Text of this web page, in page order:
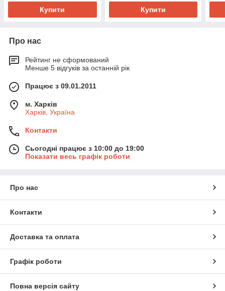
Купити Купити
Про нас
Рейтинг не сформований
Менше 5 відгуків за останній рік
Працює з 09.01.2011
м. Харків
Харків, Україна
Контакти
Сьогодні працює з 10:00 до 19:00
Показати весь графік роботи
Про нас
Контакти
Доставка та оплата
Графік роботи
Повна версія сайту